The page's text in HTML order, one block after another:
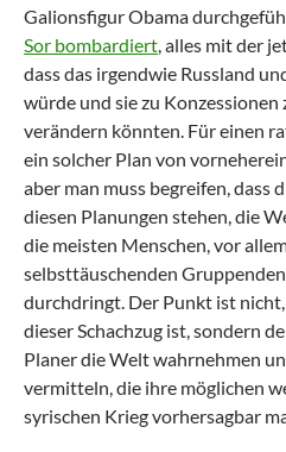
Galionsfigur Obama
Sor bombardiert, alles mit der
dass das irgendwie Russland
würde und sie zu Konzessionen
verändern könnten. Für einen
ein solcher Plan von
aber man muss begreifen, dass
diesen Planungen stehen, die
die meisten Menschen, vor
selbsttäuschenden
durchdringt. Der Punkt ist nicht,
dieser Schachzug ist, sondern
Planer die Welt wahrnehmen
vermitteln, die ihre möglichen
syrischen Krieg vorhersagbar